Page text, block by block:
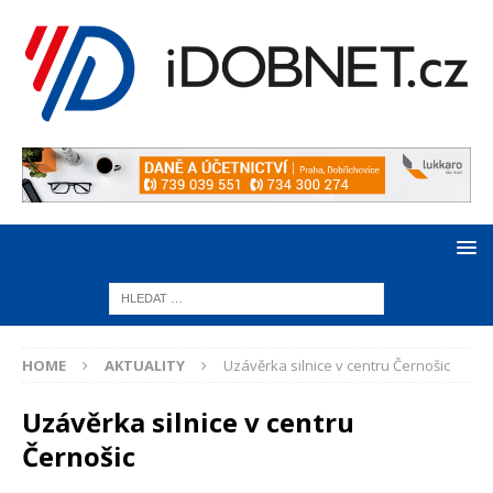
HOME AKTUALITY Uzávěrka silnice v centru Černošic
Uzávěrka silnice v centru
Černošic